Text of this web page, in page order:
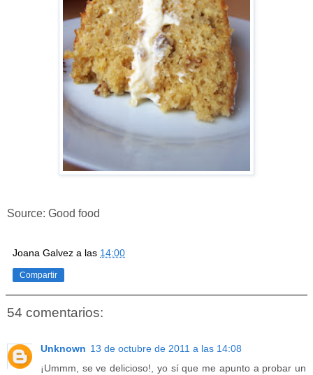
Source: Good food
Joana Galvez a las 14:00
Compartir
54 comentarios:
Unknown 13 de octubre de 2011 a las 14:08
¡Ummm, se ve delicioso!, yo sí que me apunto a probar un